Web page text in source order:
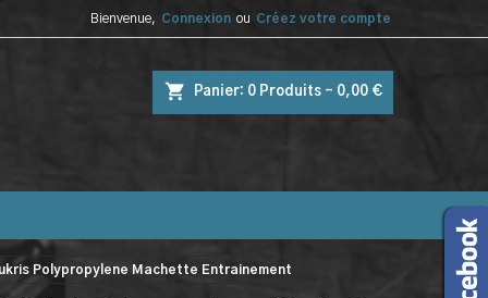
Bienvenue, Connexion ou Créez votre compte
shopping_cart Panier: 0 Produits - 0,00 €
Polypropylene Machette Entrainement